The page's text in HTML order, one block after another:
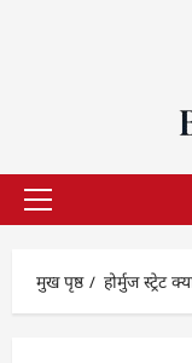
प्राथमिक
मुख पृष्ठ
होर्मुज स्ट्रेट